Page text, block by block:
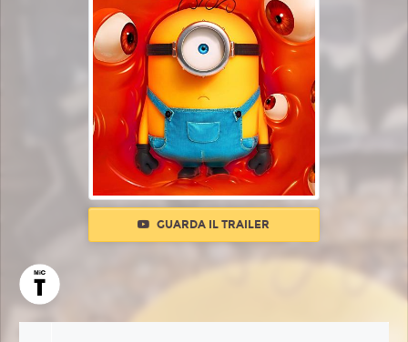
GUARDA IL TRAILER